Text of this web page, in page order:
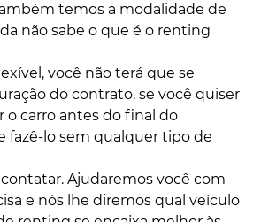
temos a modalidade de
não sabe o que é o renting
você não terá que se
do contrato, se você quiser
o carro antes do final do
fazê-lo sem qualquer tipo de
Ajudaremos você com
e nós lhe diremos qual veículo